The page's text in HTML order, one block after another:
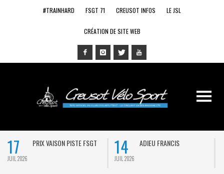
#TRAINHARD FSGT 71 CREUSOT INFOS LE JSL
CRÉATION DE SITE WEB
17
JUIL 2026
PRIX VAISON PISTE FSGT 14
JUIL 2026
ADIEU FRANCIS